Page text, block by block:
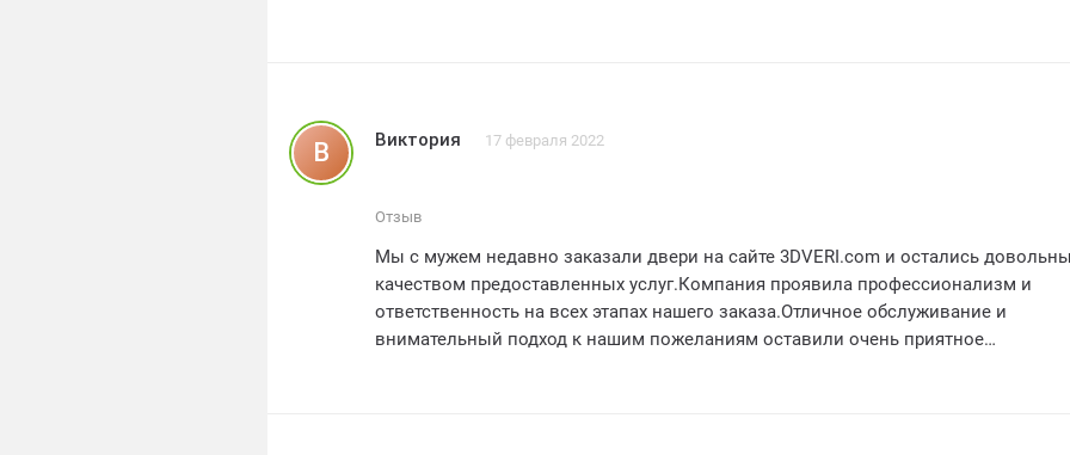
В Виктория 17 февраля 2022
Отзыв
Мы с мужем недавно заказали двери на сайте 3DVERI.com и остались
качеством предоставленных услуг.Компания проявила профессионализм и
ответственность на всех этапах нашего заказа.Отличное обслуживание и
внимательный подход к нашим пожеланиям оставили очень приятное